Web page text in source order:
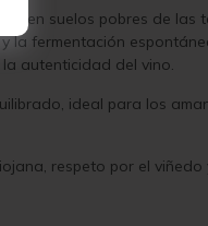
en suelos pobres de las
la fermentación
autenticidad del vino.
ideal para los
respeto por el viñedo